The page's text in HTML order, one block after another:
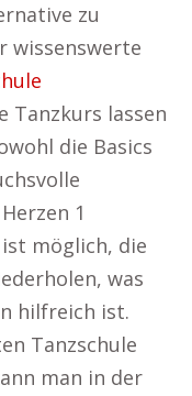
zu
wissenswerte
Tanzkurs lassen
die Basics
1
ist möglich, die
was
hilfreich ist.
Tanzschule
man in der